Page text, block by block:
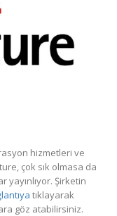
hizmetleri ve
çok sık olmasa da
yayınlıyor. Şirketin
tıklayarak
göz atabilirsiniz.